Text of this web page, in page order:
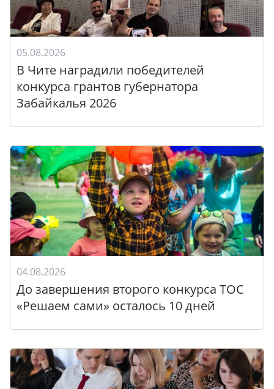
05.08.2026
В Чите наградили победителей
конкурса грантов губернатора
Забайкалья 2026
04.08.2026
До завершения второго конкурса ТОС
«Решаем сами» осталось 10 дней